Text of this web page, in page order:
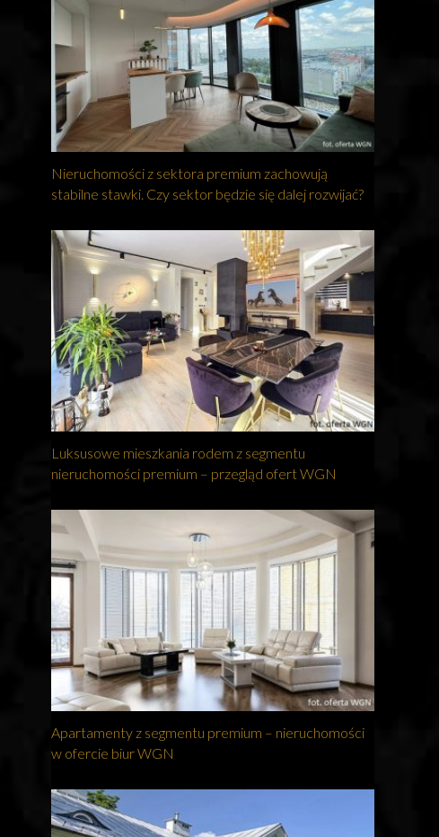
Nieruchomości z sektora premium zachowują
stabilne stawki. Czy sektor będzie się dalej rozwijać?
Luksusowe mieszkania rodem z segmentu
nieruchomości premium – przegląd ofert WGN
Apartamenty z segmentu premium – nieruchomości
w ofercie biur WGN